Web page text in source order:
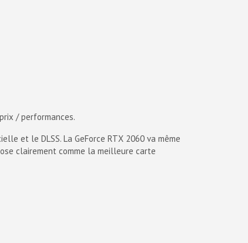
/ performances.
et le DLSS. La GeForce RTX 2060 va même
clairement comme la meilleure carte